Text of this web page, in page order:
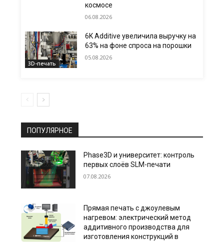
космосе
06.08.2026
3D-печать
6K Additive увеличила выручку на
63% на фоне спроса на порошки
05.08.2026
ПОПУЛЯРНОЕ
Phase3D и университет: контроль
первых слоёв SLM-печати
07.08.2026
Прямая печать с джоулевым
нагревом: электрический метод
аддитивного производства для
изготовления конструкций в